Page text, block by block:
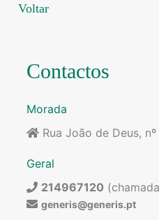
Voltar
Contactos
Morada
Rua João de Deus,
Geral
214967120
generis@generis.pt